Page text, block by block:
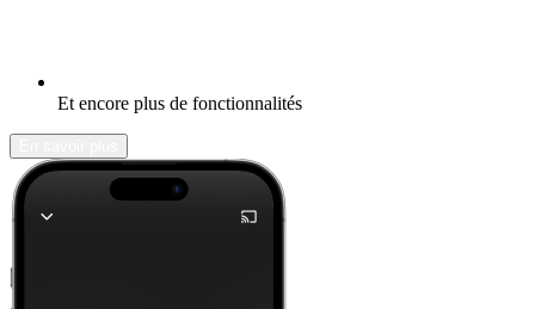
Et encore plus de fonctionnalités